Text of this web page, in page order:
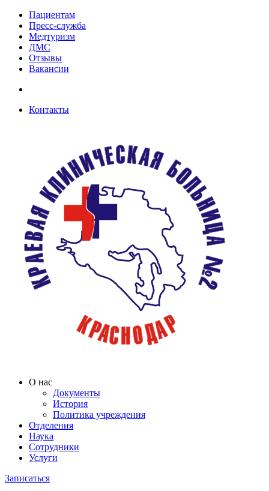
Пациентам
Пресс-служба
Медтуризм
ДМС
Отзывы
Вакансии
Контакты
О нас
Документы
История
Политика учреждения
Отделения
Наука
Сотрудники
Услуги
Записаться